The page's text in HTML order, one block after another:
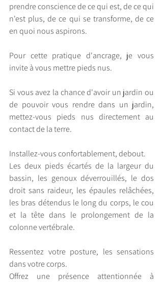
prendre conscience de ce qui est, de ce qui
n'est plus, de ce qui se transforme, de ce
en quoi nous aspirons.
Pour cette pratique d'ancrage, je vous
invite à vous mettre pieds nus.
Si vous avez la chance d'avoir un jardin ou
de pouvoir vous rendre dans un jardin,
mettez-vous pieds nus directement au
contact de la terre.
Installez-vous confortablement, debout.
Les deux pieds écartés de la largeur du
bassin, les genoux déverrouillés, le dos
droit sans raideur, les épaules relâchées,
les bras détendus le long du corps, le cou
et la tête dans le prolongement de la
colonne vertébrale.
Ressentez votre posture, les sensations
dans votre corps.
Offrez une présence attentionnée à